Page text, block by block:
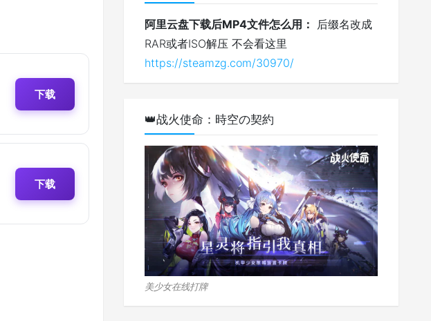
下载
下载
阿里云盘下载后MP4文件怎么用：
后缀名改成
RAR或者ISO解压 不会看这里
https://steamzg.com/30970/
👑战火使命：時空の契約
美少女在线打牌